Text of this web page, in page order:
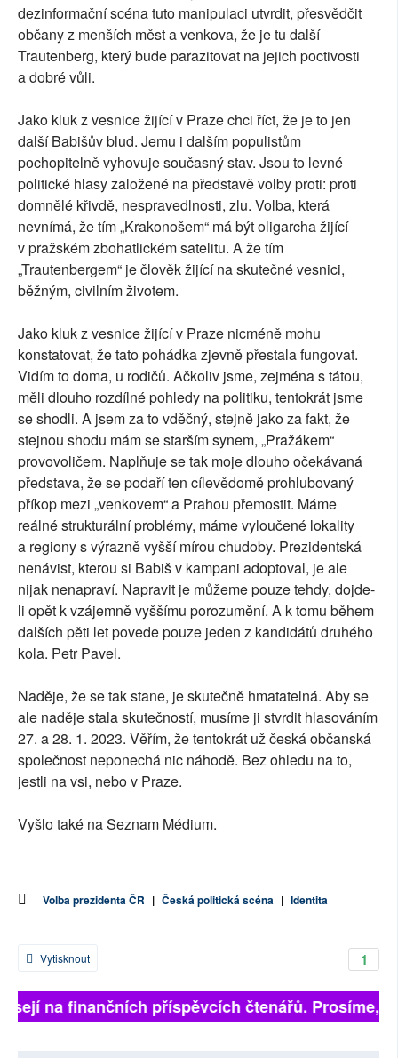
dezinformační scéna tuto manipulaci utvrdit, přesvědčit
občany z menších měst a venkova, že je tu další
Trautenberg, který bude parazitovat na jejich poctivosti
a dobré vůli.
Jako kluk z vesnice žijící v Praze chci říct, že je to jen
další Babišův blud. Jemu i dalším populistům
pochopitelně vyhovuje současný stav. Jsou to levné
politické hlasy založené na představě volby proti: proti
domnělé křivdě, nespravedlnosti, zlu. Volba, která
nevnímá, že tím „Krakonošem“ má být oligarcha žijící
v pražském zbohatlickém satelitu. A že tím
„Trautenbergem“ je člověk žijící na skutečné vesnici,
běžným, civilním životem.
Jako kluk z vesnice žijící v Praze nicméně mohu
konstatovat, že tato pohádka zjevně přestala fungovat.
Vidím to doma, u rodičů. Ačkoliv jsme, zejména s tátou,
měli dlouho rozdílné pohledy na politiku, tentokrát jsme
se shodli. A jsem za to vděčný, stejně jako za fakt, že
stejnou shodu mám se starším synem, „Pražákem“
provovoličem. Naplňuje se tak moje dlouho očekávaná
představa, že se podaří ten cílevědomě prohlubovaný
příkop mezi „venkovem“ a Prahou přemostit. Máme
reálné strukturální problémy, máme vyloučené lokality
a regiony s výrazně vyšší mírou chudoby. Prezidentská
nenávist, kterou si Babiš v kampani adoptoval, je ale
nijak nenapraví. Napravit je můžeme pouze tehdy, dojde-
li opět k vzájemně vyššímu porozumění. A k tomu během
dalších pěti let povede pouze jeden z kandidátů druhého
kola. Petr Pavel.
Naděje, že se tak stane, je skutečně hmatatelná. Aby se
ale naděje stala skutečností, musíme ji stvrdit hlasováním
27. a 28. 1. 2023. Věřím, že tentokrát už česká občanská
společnost neponechá nic náhodě. Bez ohledu na to,
jestli na vsi, nebo v Praze.
Vyšlo také na Seznam Médium.
Volba prezidenta ČR | Česká politická scéna | Identita
1
Vytisknout
na finančních příspěvcích čtenářů. Prosíme,